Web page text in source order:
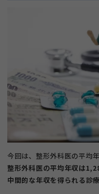
今回は、整形外科医の平均
整形外科医の平均年収は
中間的な年収を得られる診